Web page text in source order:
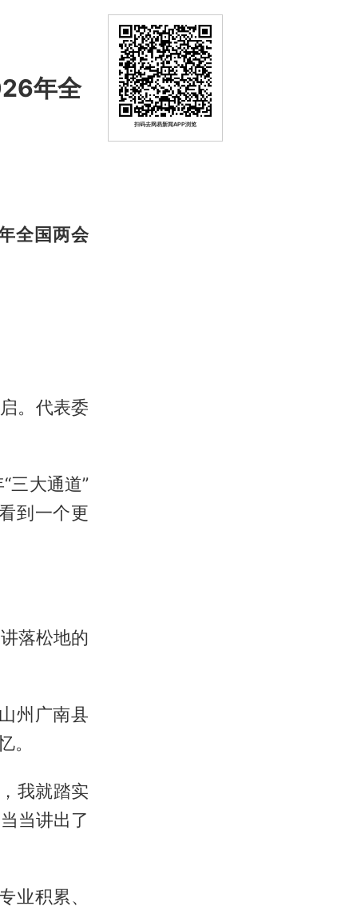
年全
全国两会
。代表委
三大通道”
到一个更
落松地的
州广南县
。
我就踏实
当讲出了
业积累、
扫码去网易新闻APP浏览